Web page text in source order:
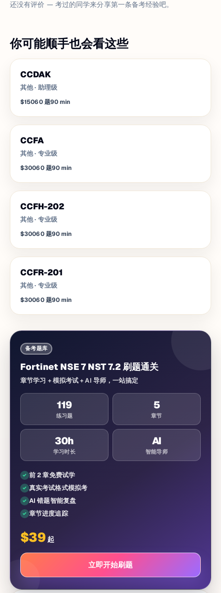
还没有评价 — 考过的同学来分享第一条备考经验吧。
你可能顺手也会看这些
CCDAK
其他· 助理级
$15060 题90min
CCFA
其他· 专业级
$30060 题90min
CCFH-202
其他· 专业级
$30060 题90min
CCFR-201
其他· 专业级
$30060 题90min
备考题库
Fortinet NSE 7 NST 7.2 刷题通关
章节学习 + 模拟考试 + AI 导师，一站搞定
119
练习题
5
章节
30h
学习时长
AI
智能导师
前 2 章免费试学
真实考试格式模拟考
AI 错题智能复盘
章节进度追踪
$39 起
立即开始刷题